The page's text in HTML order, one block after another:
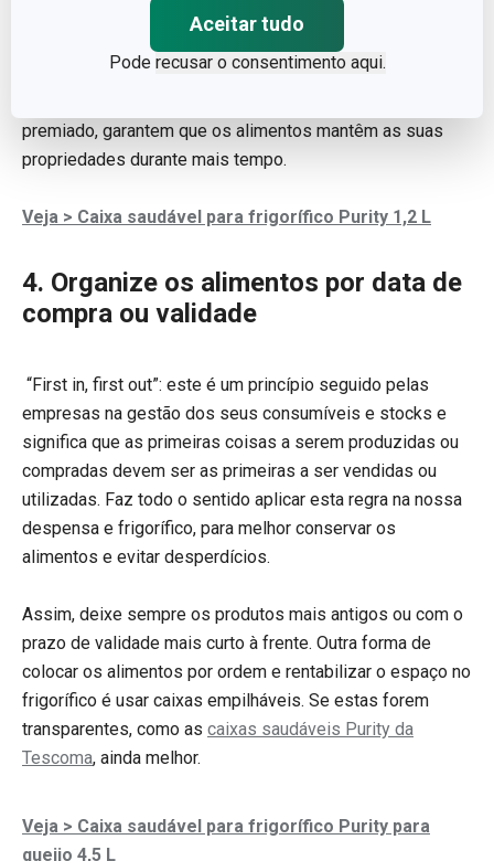
Aceitar tudo
Pode recusar o consentimento aqui.
Para evitar estes esquecimentos, as
para frigorífico Purity da Tescoma
, práticas e
transparentes, são um excelente aliado. Para além disso,
premiado, garantem que os alimentos mantêm as suas
propriedades durante mais tempo.
Veja > Caixa saudável para frigorífico Purity 1,2 L
4. Organize os alimentos por data de
compra ou validade
“First in, first out”: este é um princípio seguido pelas
empresas na gestão dos seus consumíveis e stocks e
significa que as primeiras coisas a serem produzidas ou
compradas devem ser as primeiras a ser vendidas ou
utilizadas. Faz todo o sentido aplicar esta regra na nossa
despensa e frigorífico, para melhor conservar os
alimentos e evitar desperdícios.
Assim, deixe sempre os produtos mais antigos ou com o
prazo de validade mais curto à frente. Outra forma de
colocar os alimentos por ordem e rentabilizar o espaço no
frigorífico é usar caixas empilháveis. Se estas forem
transparentes, como as caixas saudáveis Purity da
Tescoma, ainda melhor.
Veja > Caixa saudável para frigorífico Purity para
queijo 4,5 L